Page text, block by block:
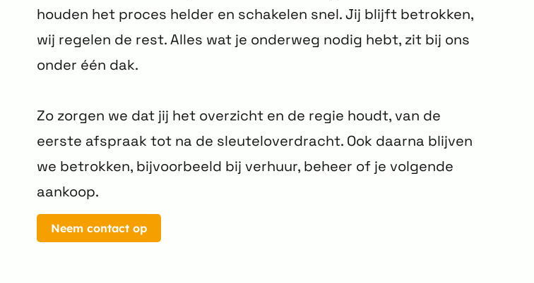
houden het proces helder en schakelen snel. Jij blijft betrokken,
wij regelen de rest. Alles wat je onderweg nodig hebt, zit bij ons
onder één dak.
Zo zorgen we dat jij het overzicht en de regie houdt, van de
eerste afspraak tot na de sleuteloverdracht. Ook daarna blijven
we betrokken, bijvoorbeeld bij verhuur, beheer of je volgende
aankoop.
Neem contact op